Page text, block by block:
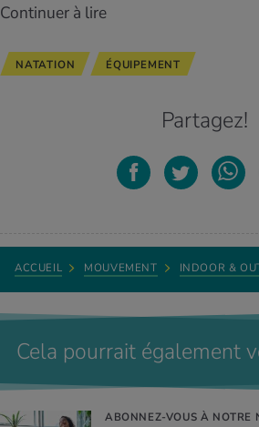
Continuer à lire
NATATION ÉQUIPEMENT
Partagez!
ACCUEIL MOUVEMENT INDOOR &
Cela pourrait également
ABONNEZ-VOUS À NOTRE